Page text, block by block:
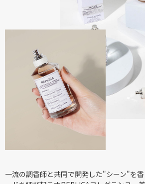
一流の調香師と共同で開発した"シーン"を